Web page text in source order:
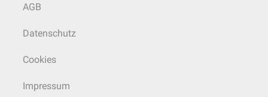
AGB
Datenschutz
Cookies
Impressum